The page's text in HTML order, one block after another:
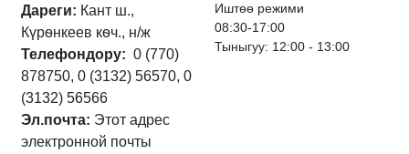
Дареги: Кант ш.,
Күрѳнкеев кѳч., н/ж
Телефондору: 0 (770)
878750, 0 (3132) 56570, 0
(3132) 56566
Эл.почта: Этот адрес
электронной почты
Иштѳѳ режими
08:30-17:00
Тыныгуу: 12:00 - 13:00